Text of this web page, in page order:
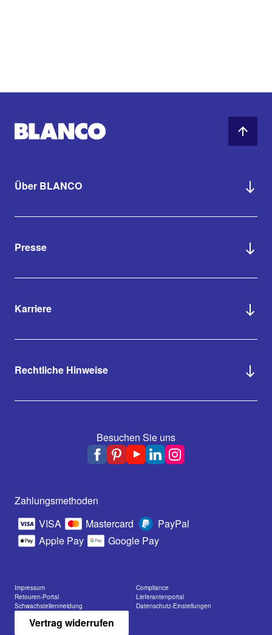
Über BLANCO
Presse
Karriere
Rechtliche Hinweise
Besuchen Sie uns
Zahlungsmethoden
VISA
Mastercard
PayPal
Apple Pay
Google Pay
Impressum
Compliance
Retouren-Portal
Lieferantenportal
Schwachstellenmeldung
Datenschutz-Einstellungen
Vertrag widerrufen